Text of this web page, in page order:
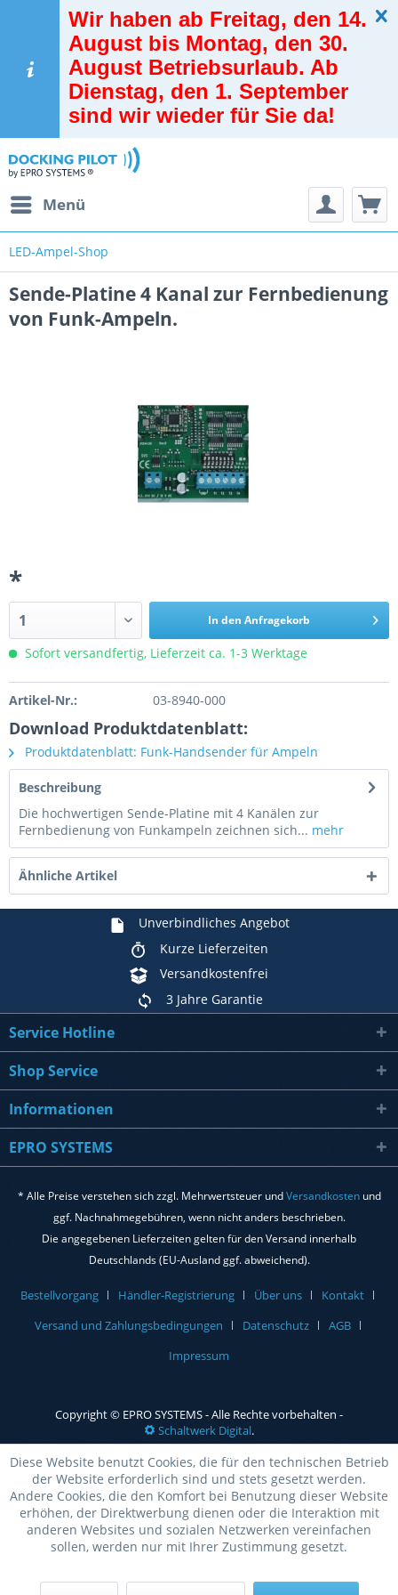
Wir haben ab Freitag, den 14.
August bis Montag, den 30.
August Betriebsurlaub. Ab
Dienstag, den 1. September
sind wir wieder für Sie da!
Menü
LED-Ampel-Shop
Sende-Platine 4 Kanal zur Fernbedienung
von Funk-Ampeln.
*
In den Anfragekorb
Sofort versandfertig, Lieferzeit ca. 1-3 Werktage
Artikel-Nr.: 03-8940-000
Download Produktdatenblatt:
Produktdatenblatt: Funk-Handsender für Ampeln
Beschreibung
Die hochwertigen Sende-Platine mit 4 Kanälen zur
Fernbedienung von Funkampeln zeichnen sich... mehr
Ähnliche Artikel
Unverbindliches Angebot
Kurze Lieferzeiten
Versandkostenfrei
3 Jahre Garantie
Service Hotline
Shop Service
Informationen
EPRO SYSTEMS
* Alle Preise verstehen sich zzgl. Mehrwertsteuer undVersandkostenund
ggf. Nachnahmegebühren, wenn nicht anders beschrieben.
Die angegebenen Lieferzeiten gelten für den Versand innerhalb
Deutschlands (EU-Ausland ggf. abweichend).
Bestellvorgang Händler-Registrierung Über uns
Kontakt
Versand und Zahlungsbedingungen
Datenschutz
AGB
Impressum
Copyright © EPRO SYSTEMS - Alle Rechte vorbehalten -
Schaltwerk Digital.
Diese Website benutzt Cookies, die für den technischen Betrieb
der Website erforderlich sind und stets gesetzt werden.
Andere Cookies, die den Komfort bei Benutzung dieser Website
erhöhen, der Direktwerbung dienen oder die Interaktion mit
anderen Websites und sozialen Netzwerken vereinfachen
sollen, werden nur mit Ihrer Zustimmung gesetzt.